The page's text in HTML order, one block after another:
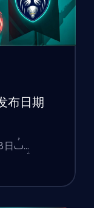
布日期
简要说明： Miks于2026年3月18日ࢷ…